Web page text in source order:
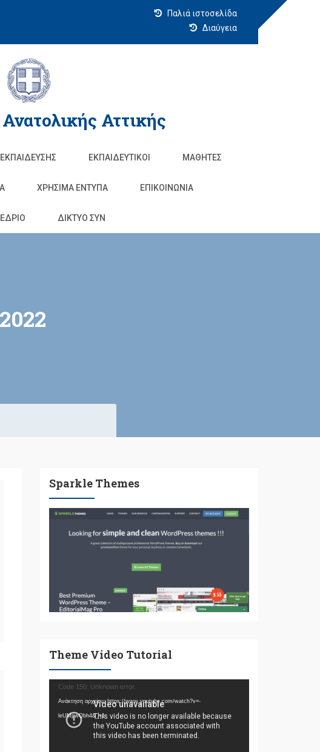
Παλιά ιστοσελίδα
Διαύγεια
Αττικής
ΕΚΠΑΙΔΕΥΤΙΚΟΊ ΜΑΘΗΤΈΣ
ΧΡΗΣΙΜΑ ΕΝΤΥΠΑ ΕΠΙΚΟΙΝΩΝΊΑ
ΔΙΚΤΥΟ ΣΥΝ
Sparkle Themes
Theme Video Tutorial
Πρόγραμμα
Αναπαραγωγής
Βίντεο
Code 150: Unknown error.
Ανάκτηση αρχείου: https://www.youtube.com/watch?v=-
leUMpwQbh4&_=1